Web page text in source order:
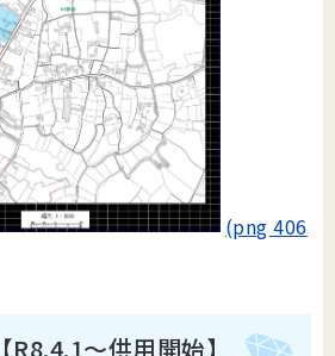
(png 406
～供用開始】